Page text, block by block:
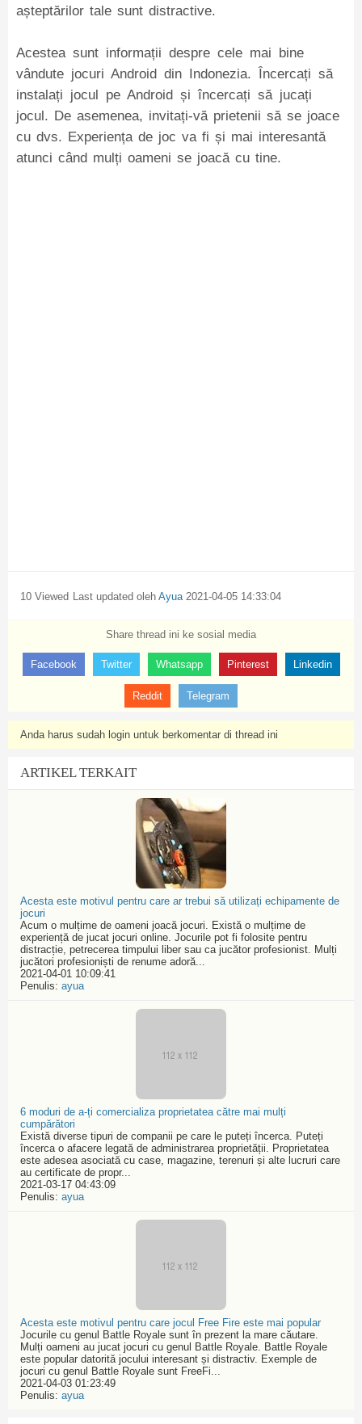
așteptărilor tale sunt distractive.
Acestea sunt informații despre cele mai bine
vândute jocuri Android din Indonezia. Încercați să
instalați jocul pe Android și încercați să jucați
jocul. De asemenea, invitați-vă prietenii să se joace
cu dvs. Experiența de joc va fi și mai interesantă
atunci când mulți oameni se joacă cu tine.
10 Viewed Last updated oleh Ayua 2021-04-05 14:33:04
Share thread ini ke sosial media
Facebook Twitter Whatsapp Pinterest Linkedin
Reddit Telegram
Anda harus sudah login untuk berkomentar di thread ini
ARTIKEL TERKAIT
Acesta este motivul pentru care ar trebui să utilizați echipamente de
jocuri
Acum o mulțime de oameni joacă jocuri. Există o mulțime de
experiență de jucat jocuri online. Jocurile pot fi folosite pentru
distracție, petrecerea timpului liber sau ca jucător profesionist. Mulți
jucători profesioniști de renume adoră...
2021-04-01 10:09:41
Penulis: ayua
6 moduri de a-ți comercializa proprietatea către mai mulți
cumpărători
Există diverse tipuri de companii pe care le puteți încerca. Puteți
încerca o afacere legată de administrarea proprietății. Proprietatea
este adesea asociată cu case, magazine, terenuri și alte lucruri care
au certificate de propr...
2021-03-17 04:43:09
Penulis: ayua
Acesta este motivul pentru care jocul Free Fire este mai popular
Jocurile cu genul Battle Royale sunt în prezent la mare căutare.
Mulți oameni au jucat jocuri cu genul Battle Royale. Battle Royale
este popular datorită jocului interesant și distractiv. Exemple de
jocuri cu genul Battle Royale sunt FreeFi...
2021-04-03 01:23:49
Penulis: ayua